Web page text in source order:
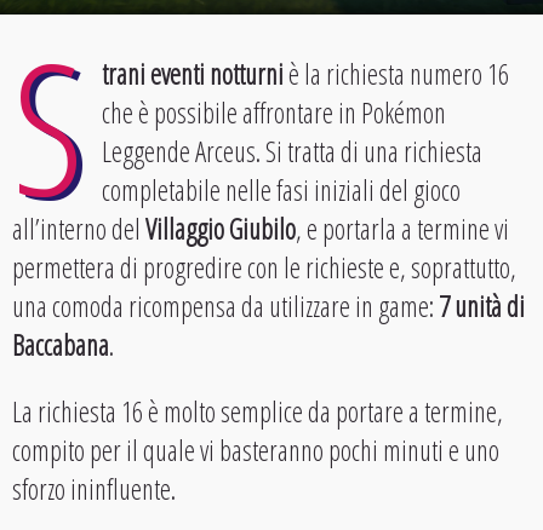
S trani eventi notturniè la richiesta numero 16
che è possibile affrontare in Pokémon
Leggende Arceus. Si tratta di una richiesta
completabile nelle fasi iniziali del gioco
all’interno delVillaggio Giubilo, e portarla a termine vi
permettera di progredire con le richieste e, soprattutto,
una comoda ricompensa da utilizzare in game:7 unità di
Baccabana.
La richiesta 16 è molto semplice da portare a termine,
compito per il quale vi basteranno pochi minuti e uno
sforzo ininfluente.